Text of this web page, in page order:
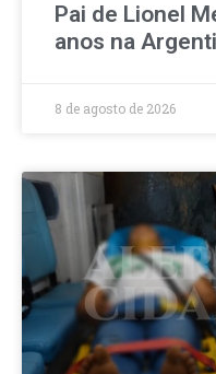
Pai de Lionel
anos na
8 de agosto de 2026